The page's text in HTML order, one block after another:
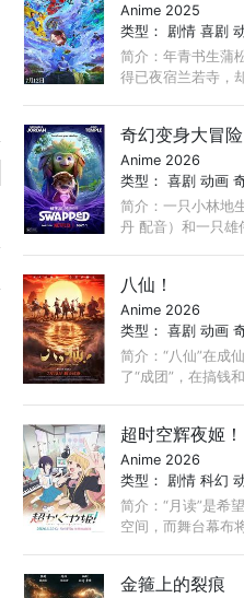
整个世界进入了动
代”。 ...
Anime 2025
类型： 剧情 喜剧
简介：年青书生蒲
得已夜宿兰若寺，
好坏……最终，被逼
出了自己的奇妙故
奇幻变身大冒险
Anime 2026
类型：喜剧 动画
简介：一只小林地
丹 配音）和一只雄
彼此的羽毛和毛皮
命中最狂野的冒险。
八仙！
Anime 2026
类型：喜剧 动画
简介：“八仙”在成
了“成团”，在搞钱
舅、蓝采和与张果
超时空辉夜姬！
Anime 2026
类型： 剧情 科幻
简介：“月读”是希
空间，而舞台幕布
中生酒寄彩叶过着
金箍上的裂痕